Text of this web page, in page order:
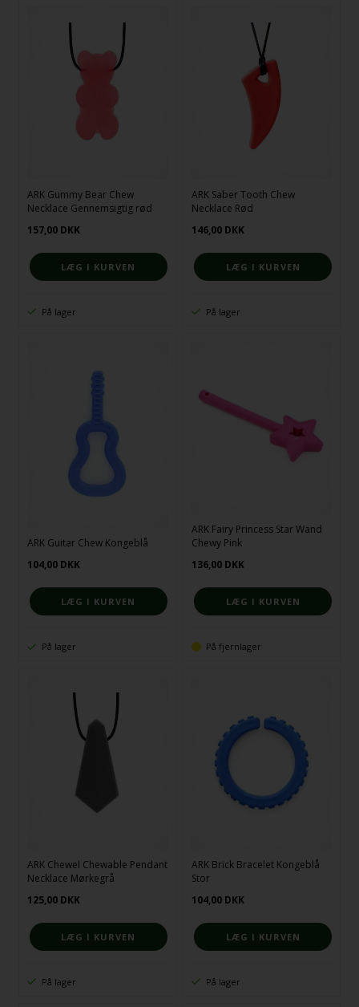
ARK Gummy Bear Chew
Necklace Gennemsigtig rød
157,00 DKK
På lager
ARK Saber Tooth Chew
Necklace Rød
146,00 DKK
På lager
ARK Guitar Chew Kongeblå
104,00 DKK
På lager
ARK Fairy Princess Star Wand
Chewy Pink
136,00 DKK
På fjernlager
ARK Chewel Chewable Pendant
Necklace Mørkegrå
125,00 DKK
På lager
ARK Brick Bracelet Kongeblå
Stor
104,00 DKK
På lager